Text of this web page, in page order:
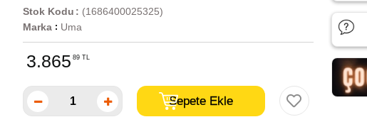
(1686400025325)
Stok Kodu
Marka : Uma
3.865 89 TL